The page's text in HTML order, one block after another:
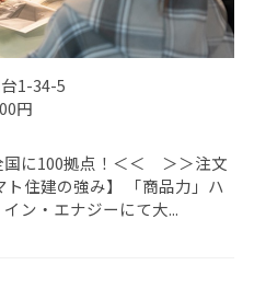
1-34-5
円
国に100拠点！＜＜ ＞＞注文
住建の強み】 「商品力」ハ
ン・エナジーにて大...